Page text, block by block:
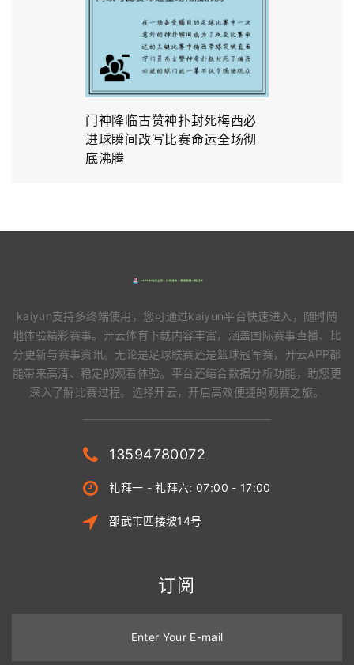
门神降临古赞神扑封死梅西必
进球瞬间改写比赛命运全场彻
底沸腾
kaiyun支持多终端使用，您可通过kaiyun平台快速进入，随时随
地体验精彩赛事。开云体育下载内容丰富，涵盖国际赛事直播、比
分更新与赛事资讯。无论是足球联赛还是篮球冠军赛，开云APP都
能带来高清、稳定的观看体验。平台还结合数据分析功能，助您更
深入了解比赛过程。选择开云，开启高效便捷的观赛之旅。
13594780072
礼拜一 - 礼拜六: 07:00 - 17:00
邵武市匹搂坡14号
订阅
Enter Your E-mail